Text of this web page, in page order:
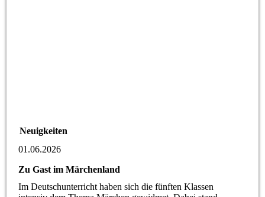
Neuigkeiten
01.06.2026
Zu Gast im Märchenland
Im Deutschunterricht haben sich die fünften Klassen